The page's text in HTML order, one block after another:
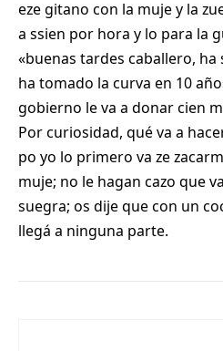
eze gitano con la muje y la
a ssien por hora y lo para la
«buenas tardes caballero,
ha tomado la curva en 10
gobierno le va a donar cien
Por curiosidad, qué va a
po yo lo primero va ze
muje; no le hagan cazo que
suegra; os dije que con un
llegá a ninguna parte.